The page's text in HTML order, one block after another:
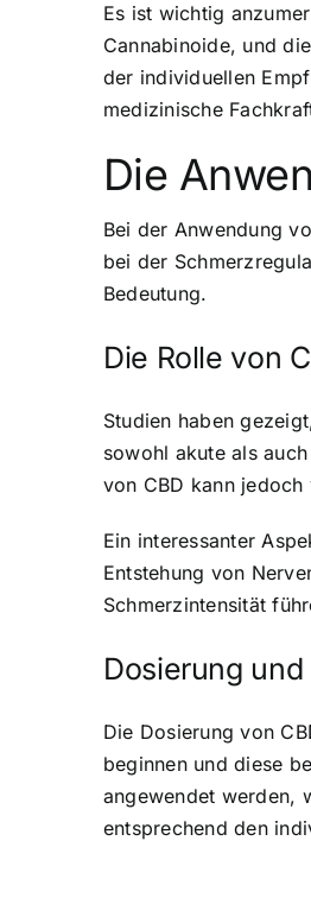
Es ist wichtig
Cannabinoide, und
der individuellen
medizinische
Die
Bei der Anwendung
bei der
Bedeutung.
Die Rolle von
Studien haben
sowohl akute als
von CBD kann
Ein interessanter
Entstehung von
Schmerzintensität
Dosierung
Die Dosierung von
beginnen und diese
angewendet werden,
entsprechend den